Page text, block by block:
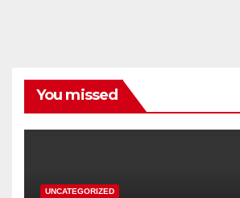
You missed
UNCATEGORIZED